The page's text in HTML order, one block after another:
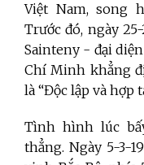
Việt Nam, song
Trước đó, ngày
Sainteny - đại
Chí Minh khẳng
là “Độc lập và hợp
Tình hình lúc
thẳng. Ngày 5-3-